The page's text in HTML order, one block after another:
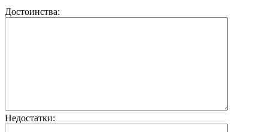
Достоинства:
Недостатки: